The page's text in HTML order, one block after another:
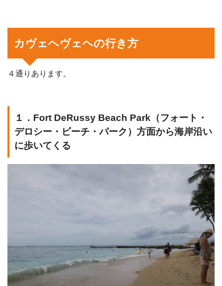
カヴェヘヴェヘの行き方
４通りあります。
１．Fort DeRussy Beach Park（フォート・
デロシー・ビーチ・パーク）方面から海岸沿い
に歩いてくる